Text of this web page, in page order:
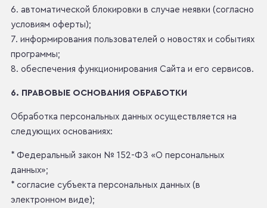
6. автоматической блокировки в случае неявки (согласно
условиям оферты);
7. информирования пользователей о новостях и событиях
программы;
8. обеспечения функционирования Сайта и его сервисов.
6. ПРАВОВЫЕ ОСНОВАНИЯ ОБРАБОТКИ
Обработка персональных данных осуществляется на
следующих основаниях:
* Федеральный закон № 152-ФЗ «О персональных
данных»;
* согласие субъекта персональных данных (в
электронном виде);